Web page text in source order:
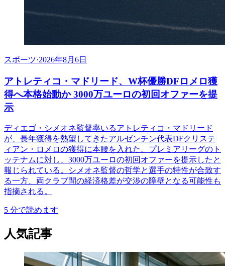
スポーツ·2026年8月6日
アトレティコ・マドリード、W杯優勝DFロメロ獲
得へ本格始動か 3000万ユーロの初回オファーを提
示
ディエゴ・シメオネ監督率いるアトレティコ・マドリード
が、長年獲得を熱望してきたアルゼンチン代表DFクリステ
ィアン・ロメロの獲得に本腰を入れた。プレミアリーグのト
ッテナムに対し、3000万ユーロの初回オファーを提示したと
報じられている。シメオネ監督の哲学と選手の特性が合致す
る一方、両クラブ間の経済格差が交渉の障壁となる可能性も
指摘される。
5 分で読めます
人気記事